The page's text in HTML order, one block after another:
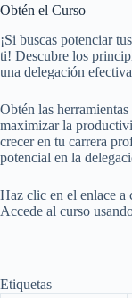
Obtén el Curso
¡Si buscas potenciar
ti! Descubre los
una delegación
Obtén las
maximizar la
crecer en tu carrera
potencial en la
Haz clic en el enlace a
Accede al curso
Etiquetas